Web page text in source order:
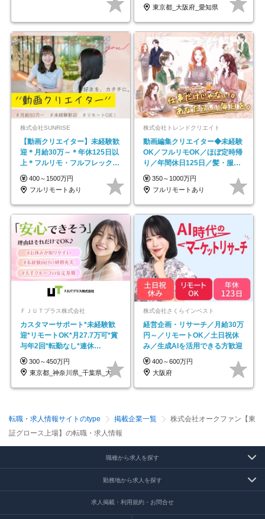
東京都_大阪府_愛知県
株式会社SUNRISE
【動画クリエイター】未経験歓
迎＊月給30万～＊年休125日以
上＊フルリモ・フルフレックス
◆10名の採用が決定◆
400～1500万円
フルリモートあり
株式会社トレンドクリエイト
動画編集クリエイター◆未経験
OK／フルリモOK／ほぼ定時帰
り／年間休日125日／髪・服・
ネイル自由／副業OK
350～1000万円
フルリモートあり
ＦＪＵＴプラス株式会社
カスタマーサポート*未経験歓
迎*リモートOK*月27.7万可*賞
与年2回*転勤なし*連休
OK/ZE010232
300～450万円
東京都_神奈川県_千葉県_大阪府_愛知県…
株式会社さくらインベスト
経営企画・リサーチ／月給30万
円～／リモートOK／土日祝休
み／生成AIを活用できる方歓迎
400～600万円
大阪府
転職・求人情報サイトのtype 掲載企業一覧
株式会社オークファン【東
証グロース上場】の転職・求人情報
職種から求人を探す
勤務地から求人を探す
求人掲載・利用規約・お問合せ